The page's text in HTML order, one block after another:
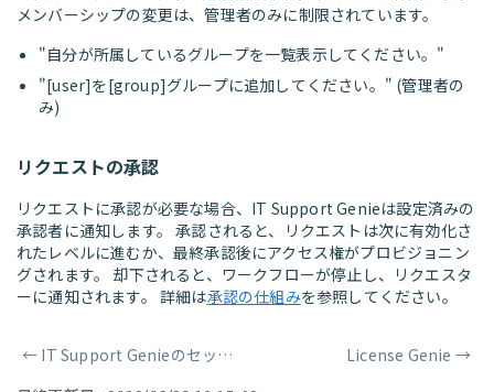
メンバーシップの変更は、管理者のみに制限されています。
"自分が所属しているグループを一覧表示してください。"
"[user]を[group]グループに追加してください。" (管理者の
み)
リクエストの承認
リクエストに承認が必要な場合、IT Support Genieは設定済みの
承認者に通知します。 承認されると、リクエストは次に有効化さ
れたレベルに進むか、最終承認後にアクセス権がプロビジョニン
グされます。 却下されると、ワークフローが停止し、リクエスタ
ーに通知されます。 詳細は承認の仕組みを参照してください。
ページャー
← IT Support Genieのセットアップ License Genie →